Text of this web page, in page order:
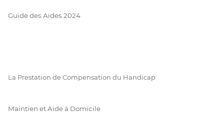
Guide des Aides 2024
La Prestation de Compensation du Handicap
Maintien et Aide à Domicile